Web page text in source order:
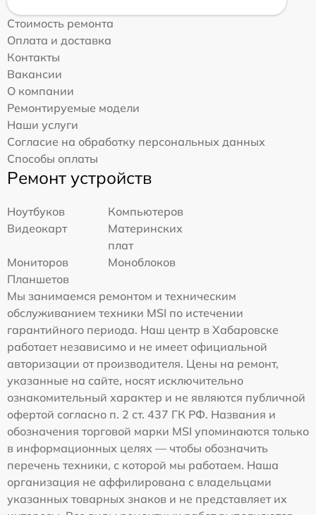
Стоимость ремонта
Оплата и доставка
Контакты
Вакансии
О компании
Ремонтируемые модели
Наши услуги
Согласие на обработку персональных данных
Способы оплаты
Ремонт устройств
Ноутбуков
Компьютеров
Видеокарт
Материнских
плат
Мониторов
Моноблоков
Планшетов
Мы занимаемся ремонтом и техническим
обслуживанием техники MSI по истечении
гарантийного периода. Наш центр в Хабаровске
работает независимо и не имеет официальной
авторизации от производителя. Цены на ремонт,
указанные на сайте, носят исключительно
ознакомительный характер и не являются публичной
офертой согласно п. 2 ст. 437 ГК РФ. Названия и
обозначения торговой марки MSI упоминаются только
в информационных целях — чтобы обозначить
перечень техники, с которой мы работаем. Наша
организация не аффилирована с владельцами
указанных товарных знаков и не представляет их